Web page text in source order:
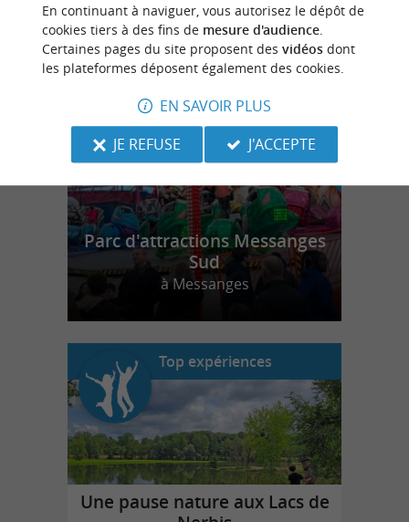
n
o
t
r
e
c
o
u
p
d
e
c
o
e
u
r
Parc d'attractions Messanges
Sud
à Messanges
Top expériences
Une pause nature aux Lacs de
En continuant à naviguer, vous autorisez le dépôt de
cookies tiers à des fins de mesure d'audience.
Certaines pages du site proposent des vidéosdont
les plateformes déposent également des cookies.
EN SAVOIR PLUS
JE REFUSE
J'ACCEPTE